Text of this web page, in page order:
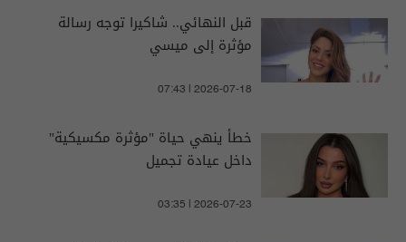
قبل النهائي.. شاكيرا توجه رسالة
مؤثرة إلى ميسي
07:43 | 2026-07-18
خطأ ينهي حياة "مؤثرة مكسيكية"
داخل عيادة تجميل
03:35 | 2026-07-23